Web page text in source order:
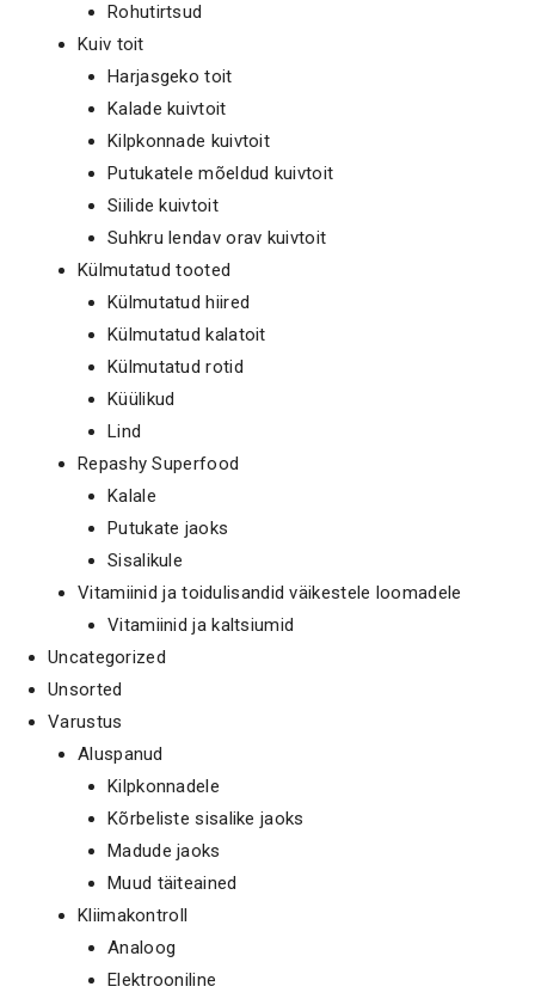
Rohutirtsud
Kuiv toit
Harjasgeko toit
Kalade kuivtoit
Kilpkonnade kuivtoit
Putukatele mõeldud kuivtoit
Siilide kuivtoit
Suhkru lendav orav kuivtoit
Külmutatud tooted
Külmutatud hiired
Külmutatud kalatoit
Külmutatud rotid
Küülikud
Lind
Repashy Superfood
Kalale
Putukate jaoks
Sisalikule
Vitamiinid ja toidulisandid väikestele loomadele
Vitamiinid ja kaltsiumid
Uncategorized
Unsorted
Varustus
Aluspanud
Kilpkonnadele
Kõrbeliste sisalike jaoks
Madude jaoks
Muud täiteained
Kliimakontroll
Analoog
Elektrooniline